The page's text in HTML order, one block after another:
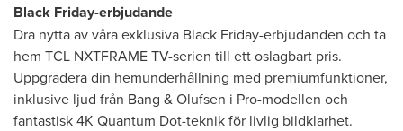
Black Friday-erbjudande
Dra nytta av våra exklusiva Black Friday-erbjudanden och ta
hem TCL NXTFRAME TV-serien till ett oslagbart pris.
Uppgradera din hemunderhållning med premiumfunktioner,
inklusive ljud från Bang & Olufsen i Pro-modellen och
fantastisk4K Quantum Dot-teknik för livlig bildklarhet.